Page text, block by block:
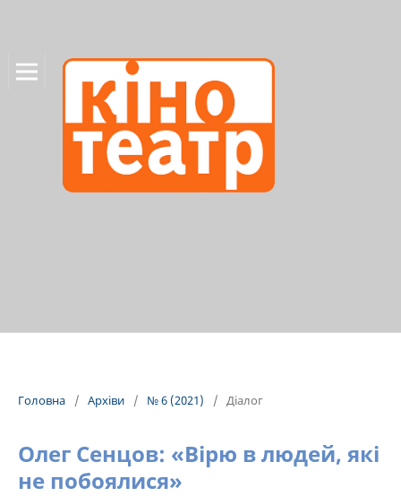
Головна / Архіви / № 6 (2021) / Діалог
Олег Сенцов: «Вірю в людей, які
не побоялися»